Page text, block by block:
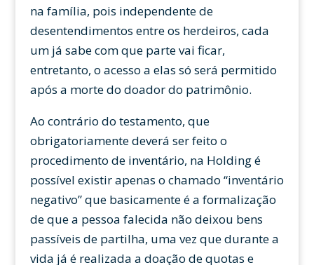
na família, pois independente de
desentendimentos entre os herdeiros, cada
um já sabe com que parte vai ficar,
entretanto, o acesso a elas só será permitido
após a morte do doador do patrimônio.
Ao contrário do testamento, que
obrigatoriamente deverá ser feito o
procedimento de inventário, na Holding é
possível existir apenas o chamado “inventário
negativo” que basicamente é a formalização
de que a pessoa falecida não deixou bens
passíveis de partilha, uma vez que durante a
vida já é realizada a doação de quotas e